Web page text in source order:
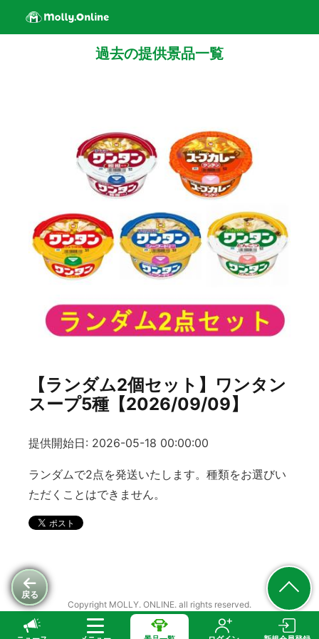
戻る
過去の提供景品一覧
【ランダム2個セット】ワンタン
スープ5種【2026/09/09】
提供開始日: 2026-05-18 00:00:00
ランダムで2点を発送いたします。種類をお選びい
ただくことはできません。
Copyright MOLLY. ONLINE. all rights reserved.